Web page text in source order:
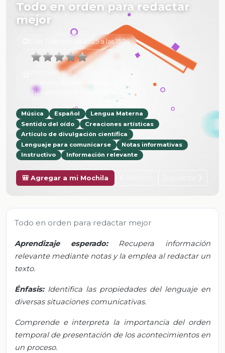
Todo en orden para redactar
mejor
6 de Febrero de 2025 a las 15:24
Promedio:0
Número de valoraciones:
Tu calificación:
Música Español
Lengua Materna
Sentido del oído
Creaciones artísticas
Artículo de divulgación científica
Lenguaje para comunicarse
Notas informativas
Instructivo
Información relevante
🎒 Agregar a mi Mochila
Todo en orden para redactar mejor
Aprendizaje esperado: Recupera información
relevante mediante notas y la emplea al redactar un
texto.
Énfasis: Identifica las propiedades del lenguaje en
diversas situaciones comunicativas.
Comprende e interpreta la importancia del orden
temporal de presentación de los acontecimientos en
un proceso.